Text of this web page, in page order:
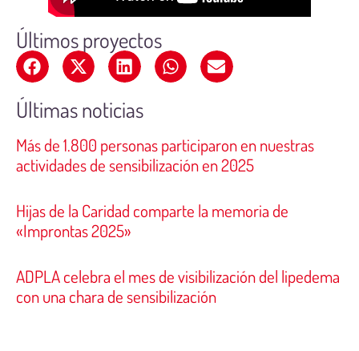
Últimos proyectos
Últimas noticias
Más de 1.800 personas participaron en nuestras
actividades de sensibilización en 2025
Hijas de la Caridad comparte la memoria de
«Improntas 2025»
ADPLA celebra el mes de visibilización del lipedema
con una chara de sensibilización